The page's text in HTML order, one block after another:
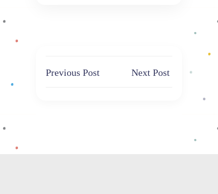
Previous Post Next Post